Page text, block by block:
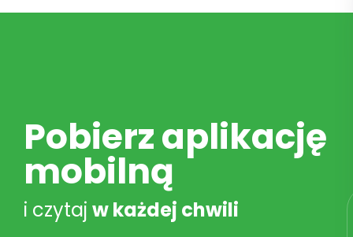
Pobierz aplikację
mobilną
i czytaj w każdej chwili